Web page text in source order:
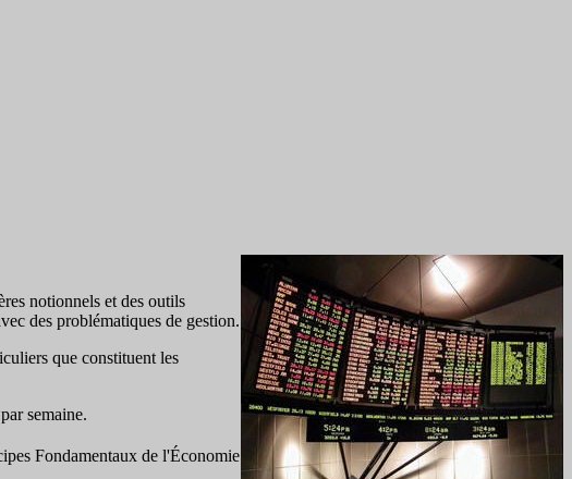
notionnels et des outils
des problématiques de gestion.
que constituent les
semaine.
Fondamentaux de l'Économie